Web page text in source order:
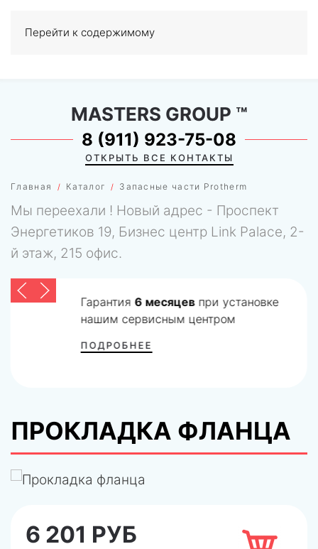
Перейти к содержимому
0
Главная Каталог Запасные части Protherm
MASTERS GROUP ™
8 (911) 923-75-08
ОТКРЫТЬ ВСЕ КОНТАКТЫ
Мы переехали ! Новый адрес - Проспект
Энергетиков 19, Бизнес центр Link Palace, 2-
й этаж, 215 офис.
Гарантия 6 месяцевпри установке
нашим сервисным центром
ПОДРОБНЕЕ
ПРОКЛАДКА ФЛАНЦА
6 201 РУБ